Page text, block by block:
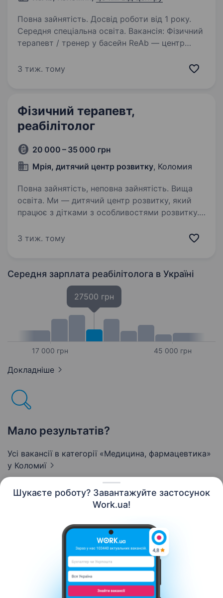
Шукаєте роботу? Завантажуйте застосунок
Work.ua!
Повна зайнятість. Досвід роботи від 1 року.
Середня спеціальна освіта. Вакансія: Фізичний
терапевт / тренер у басейн ReAb — центр
терапія або суміжні напрями); досвід роботи
3 тиж. тому
Фізичний терапевт,
реабілітолог
20 000 – 35 000 грн
Мрія, дитячий центр розвитку, Коломия
Повна зайнятість, неповна зайнятість. Вища
освіта. Ми — дитячий центр розвитку, який
працює з дітками з особливостями розвитку.
Франківську, а зовсім скоро відкриваємо нову
3 тиж. тому
Середня зарплата реабілітолога в Україні
17 000 грн
27500 грн
45 000 грн
Докладніше
Мало результатів?
Усі вакансії в категорії «Медицина, фармацевтика»
у Коломиї